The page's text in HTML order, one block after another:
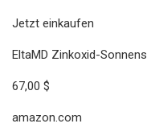
Jetzt einkaufen
EltaMD Zinkoxid-
67,00 $
amazon.com